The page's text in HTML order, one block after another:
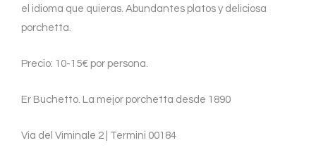
el idioma que quieras. Abundantes platos y deliciosa
porchetta.
Precio: 10-15€ por persona.
Er Buchetto. La mejor porchetta desde 1890
Via del Viminale 2 | Termini 00184